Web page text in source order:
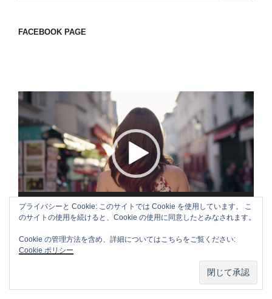
FACEBOOK PAGE
動
画
プ
レ
ー
ヤ
ー
00:00 00:18
プライバシーと Cookie: このサイトでは Cookie を使用しています。 こ
のサイトの使用を続けると、Cookie の使用に同意したとみなされます。
Cookie の管理方法を含め、詳細についてはこちらをご覧ください:
Cookie ポリシー